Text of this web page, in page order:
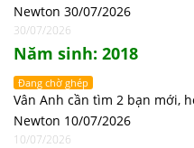
Newton 30/07/2026
30/07/2026
Năm sinh: 2018
Đang chờ ghép
Vân Anh cần tìm 2 bạn mới,
Newton 10/07/2026
10/07/2026